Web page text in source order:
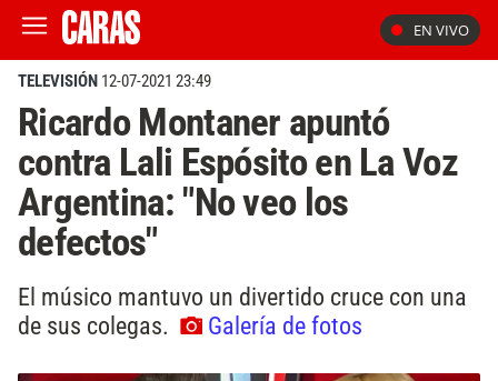
EN VIVO
TELEVISIÓN 12-07-2021 23:49
Ricardo Montaner apuntó
contra Lali Espósito en La Voz
Argentina: "No veo los
defectos"
El músico mantuvo un divertido cruce con una
de sus colegas.
Galería de fotos